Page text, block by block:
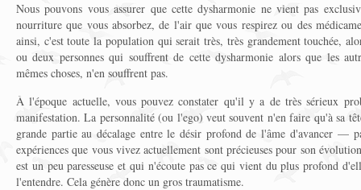
Nous pouvons vous assurer que cette dysharmonie ne vient pas
nourriture que vous absorbez, de l'air que vous respirez ou des
ainsi, c'est toute la population qui serait très, très grandement touchée,
ou deux personnes qui souffrent de cette dysharmonie alors que les
mêmes choses, n'en souffrent pas.
À l'époque actuelle, vous pouvez constater qu'il y a de très sérieux
manifestation. La personnalité (ou l'ego) veut souvent n'en faire qu'à sa
grande partie au décalage entre le désir profond de l'âme d'avancer —
expériences que vous vivez actuellement sont précieuses pour son
est un peu paresseuse et qui n'écoute pas ce qui vient du plus profond
l'entendre. Cela génère donc un gros traumatisme.